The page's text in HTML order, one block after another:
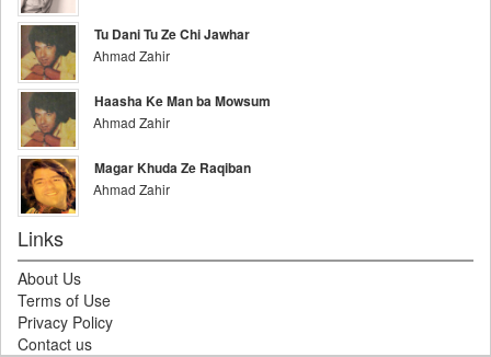
Tu Dani Tu Ze Chi Jawhar
Ahmad Zahir
Haasha Ke Man ba Mowsum
Ahmad Zahir
Magar Khuda Ze Raqiban
Ahmad Zahir
Links
About Us
Terms of Use
Privacy Policy
Contact us